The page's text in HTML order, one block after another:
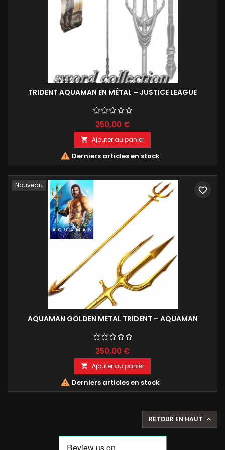
TRIDENT AQUAMAN EN MÉTAL – JUSTICE LEAGUE
250,00 €
 Ajouter au panier
 Derniers articles en stock
Nouveau
AQUAMAN GOLDEN METAL TRIDENT – AQUAMAN
250,00 €
 Ajouter au panier
 Derniers articles en stock
favorite_border
RETOUR EN HAUT 